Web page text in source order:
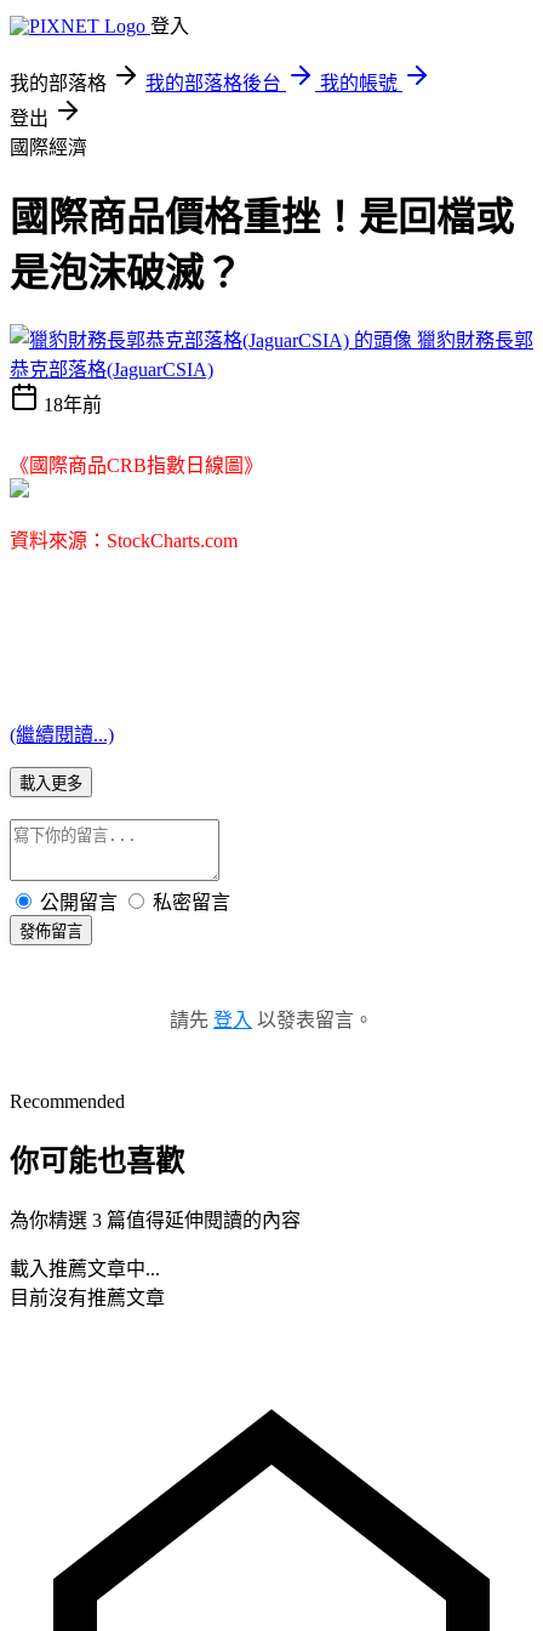
登入
我的部落格 我的部落格後台
我的帳號
登出
國際經濟
國際商品價格重挫！是回檔或
是泡沫破滅？
獵豹財務長郭
恭克部落格(JaguarCSIA)
18年前
《國際商品CRB指數日線圖》
資料來源：StockCharts.com
(繼續閱讀...)
載入更多
公開留言 私密留言
發佈留言
請先 登入 以發表留言。
Recommended
你可能也喜歡
為你精選 3 篇值得延伸閱讀的內容
載入推薦文章中...
目前沒有推薦文章